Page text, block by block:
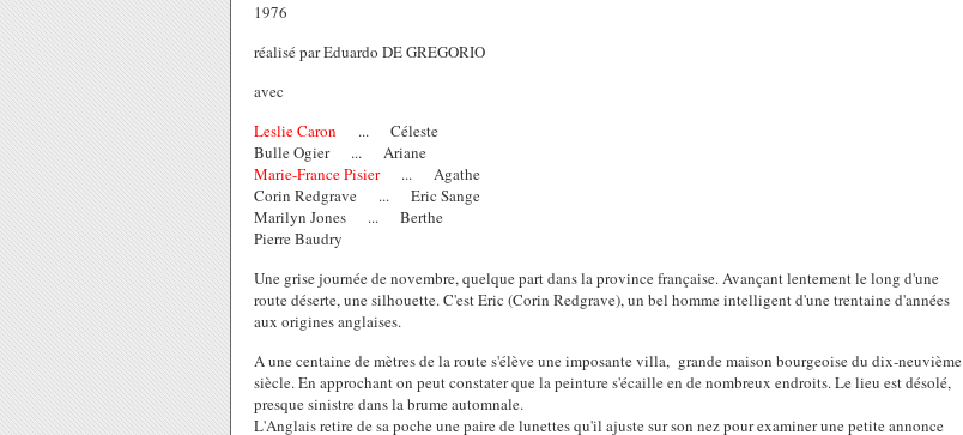
1976
réalisé par Eduardo DE GREGORIO
avec
Leslie Caron
... Céleste
Bulle Ogier ... Ariane
Marie-France Pisier
... Agathe
Corin Redgrave ... Eric Sange
Marilyn Jones ... Berthe
Pierre Baudry
Une grise journée de novembre, quelque part dans la province française. Avançant lentement le long d'une
route déserte, une silhouette. C'est Eric (Corin Redgrave), un bel homme intelligent d'une trentaine d'années
aux origines anglaises.
A une centaine de mètres de la route s'élève une imposante villa, grande maison bourgeoise du dix-neuvième
siècle. En approchant on peut constater que la peinture s'écaille en de nombreux endroits. Le lieu est désolé,
presque sinistre dans la brume automnale.
L'Anglais retire de sa poche une paire de lunettes qu'il ajuste sur son nez pour examiner une petite annonce